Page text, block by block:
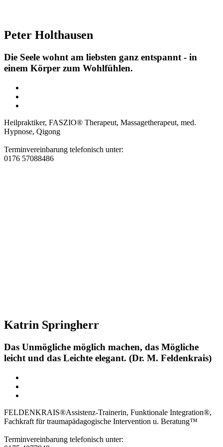
Peter Holthausen
Die Seele wohnt am liebsten ganz entspannt - in
einem Körper zum Wohlfühlen.
Heilpraktiker, FASZIO® Therapeut, Massagetherapeut, med.
Hypnose, Qigong
Terminvereinbarung telefonisch unter:
0176 57088486
Katrin Springherr
Das Unmögliche möglich machen, das Mögliche
leicht und das Leichte elegant. (Dr. M. Feldenkrais)
FELDENKRAIS®Assistenz-Trainerin, Funktionale Integration®,
Fachkraft für traumapädagogische Intervention u. Beratung™
Terminvereinbarung telefonisch unter: